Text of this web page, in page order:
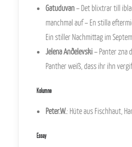
Gatuduvan– Det blixtrar till
manchmal auf – En stilla
Ein stiller Nachmittag im
Jelena Anðelevski– Panter zna
Panther weiß, dass ihr ihn
Kolumne
Peter.W.: Hüte aus Fischhaut,
Essay